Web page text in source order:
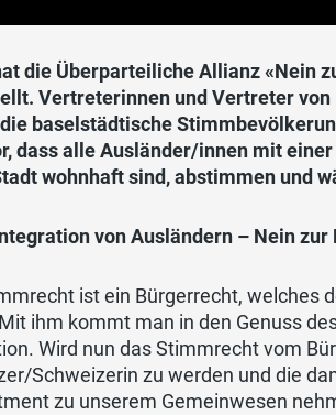
die Überparteiliche Allianz «Nein
Vertreterinnen und Vertreter von
baselstädtische
dass alle Ausländer/innen mit
wohnhaft sind, abstimmen und
von Ausländern – Nein
ist ein Bürgerrecht, welches
ihm kommt man in den Genuss
Wird nun das Stimmrecht vom
Schweizerin zu werden und die
zu unserem Gemeinwesen